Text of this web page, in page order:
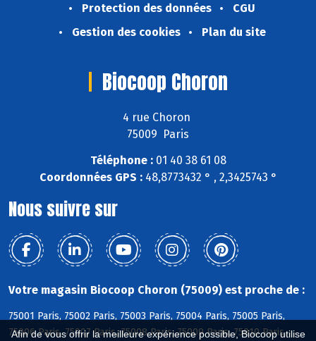
Afin de vous offrir la meilleure expérience possible, Biocoop utilise
Protection des données
CGU
Gestion des cookies
Plan du site
Biocoop Choron
4 rue Choron
75009 Paris
Téléphone :01 40 38 61 08
Coordonnées GPS :48,8773432 ° , 2,3425743 °
Nous suivre sur
Votre magasin Biocoop Choron (75009) est proche de :
75001 Paris, 75002 Paris, 75003 Paris, 75004 Paris, 75005 Paris,
75006 Paris, 75007 Paris, 75008 Paris, 75009 Paris, 75010 Paris,